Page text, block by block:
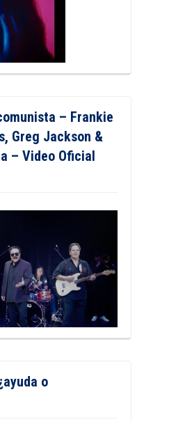
– Frankie
Greg Jackson &
– Video Oficial
o